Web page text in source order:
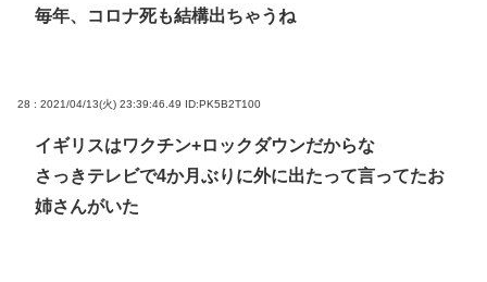
毎年、コロナ死も結構出ちゃうね
28 : 2021/04/13(火) 23:39:46.49 ID:PK5B2T100
イギリスはワクチン+ロックダウンだからな
さっきテレビで4か月ぶりに外に出たって言ってたお
姉さんがいた